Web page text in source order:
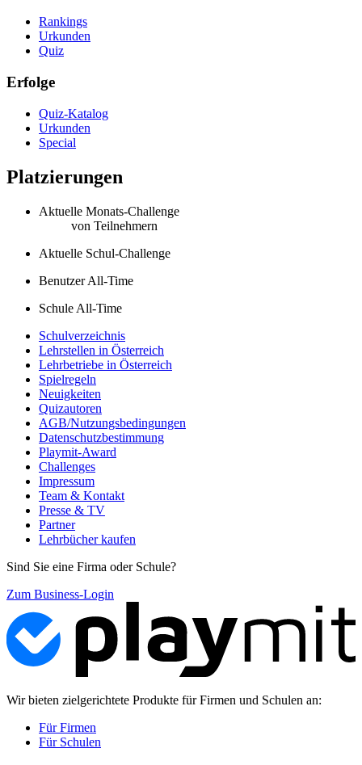
Rankings
Urkunden
Quiz
Erfolge
Quiz-Katalog
Urkunden
Special
Platzierungen
Aktuelle Monats-Challenge
von Teilnehmern
Aktuelle Schul-Challenge
Benutzer All-Time
Schule All-Time
Schulverzeichnis
Lehrstellen in Österreich
Lehrbetriebe in Österreich
Spielregeln
Neuigkeiten
Quizautoren
AGB/Nutzungsbedingungen
Datenschutzbestimmung
Playmit-Award
Challenges
Impressum
Team & Kontakt
Presse & TV
Partner
Lehrbücher kaufen
Sind Sie eine Firma oder Schule?
Zum Business-Login
Wir bieten zielgerichtete Produkte für Firmen und Schulen an:
Für Firmen
Für Schulen